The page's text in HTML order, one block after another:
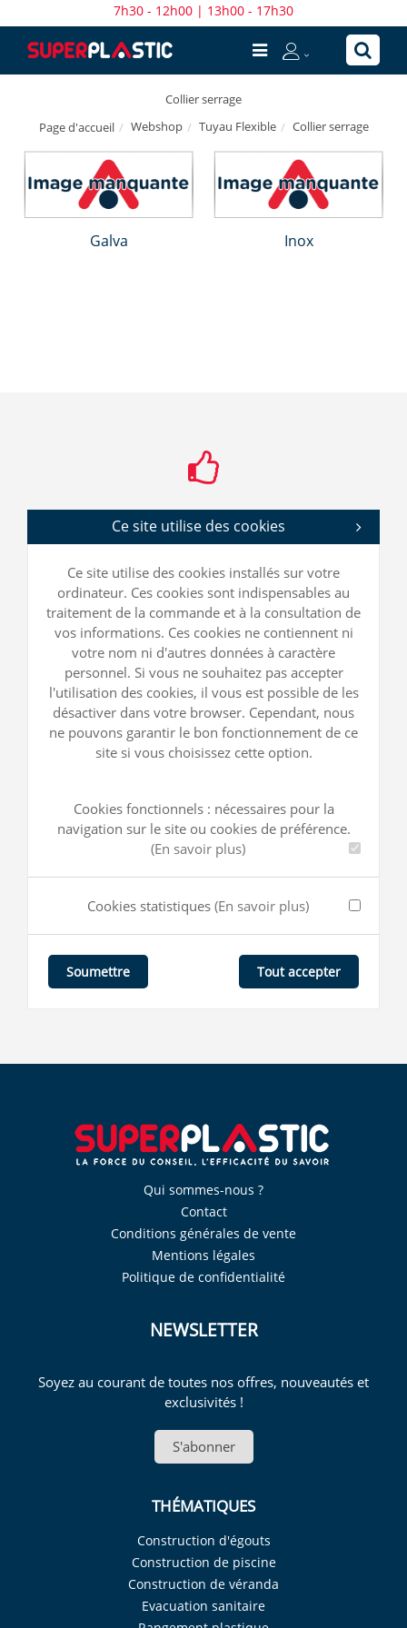
7h30 - 12h00 | 13h00 - 17h30
Collier serrage
Page d'accueil
Webshop Tuyau Flexible Collier serrage
Galva Inox
Ce site utilise des cookies
Ce site utilise des cookies installés sur votre
ordinateur. Ces cookies sont indispensables au
traitement de la commande et à la consultation de
vos informations. Ces cookies ne contiennent ni
votre nom ni d'autres données à caractère
personnel. Si vous ne souhaitez pas accepter
l'utilisation des cookies, il vous est possible de les
désactiver dans votre browser. Cependant, nous
ne pouvons garantir le bon fonctionnement de ce
site si vous choisissez cette option.
Cookies fonctionnels : nécessaires pour la
navigation sur le site ou cookies de préférence.
(En savoir plus)
Cookies statistiques (En savoir plus)
Soumettre Tout accepter
Qui sommes-nous ?
Contact
Conditions générales de vente
Mentions légales
Politique de confidentialité
NEWSLETTER
Soyez au courant de toutes nos offres, nouveautés et
exclusivités !
S'abonner
THÉMATIQUES
Construction d'égouts
Construction de piscine
Construction de véranda
Evacuation sanitaire